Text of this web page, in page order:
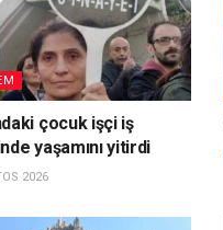
çocuk işçi iş
yaşamını yitirdi
2026